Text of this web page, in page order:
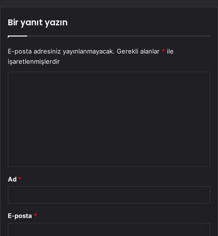
Bir yanıt yazın
E-posta adresiniz yayınlanmayacak. Gerekli alanlar * ile
işaretlenmişlerdir
Ad *
E-posta *